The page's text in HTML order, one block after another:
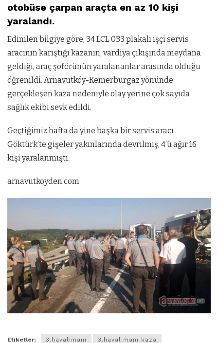
otobüse çarpan araçta en az 10 kişi
yaralandı.
Edinilen bilgiye göre, 34 LCL 033 plakalı işçi servis
aracının karıştığı kazanın, vardiya çıkışında meydana
geldiği, araç şoförünün yaralananlar arasında olduğu
öğrenildi. Arnavutköy-Kemerburgaz yönünde
gerçekleşen kaza nedeniyle olay yerine çok sayıda
sağlık ekibi sevk edildi.
Geçtiğimiz hafta da yine başka bir servis aracı
Göktürk’te gişeler yakınlarında devrilmiş, 4’ü ağır 16
kişi yaralanmıştı.
arnavutkoyden.com
Etiketler: 3.havalimanı 3.havalimanı kaza